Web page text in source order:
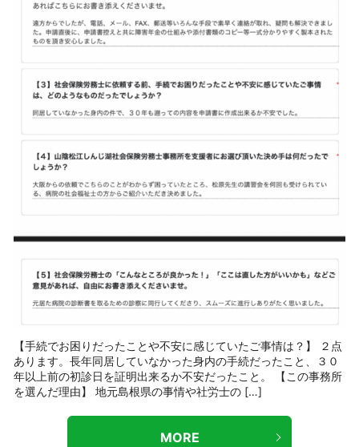
【手続でお困りだったことや不安に感じていたご事情は？】 ２点
あります。長年同居していなかった身内の手続だったこと、３０
年以上前の初診日を証明出来るか不安だったこと。 【この事務所
を選んだ理由】 地元島根県の事情や社労士の […]
MORE